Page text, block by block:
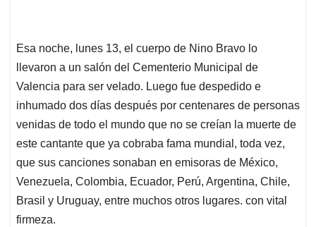
Esa noche, lunes 13, el cuerpo de Nino Bravo lo
llevaron a un salón del Cementerio Municipal de
Valencia para ser velado. Luego fue despedido e
inhumado dos días después por centenares de personas
venidas de todo el mundo que no se creían la muerte de
este cantante que ya cobraba fama mundial, toda vez,
que sus canciones sonaban en emisoras de México,
Venezuela, Colombia, Ecuador, Perú, Argentina, Chile,
Brasil y Uruguay, entre muchos otros lugares. con vital
firmeza.